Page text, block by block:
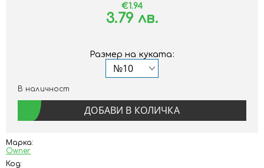
Марка:
Owner
Код:
€1.94
3.79 лв.
Размер на куката:
В наличност